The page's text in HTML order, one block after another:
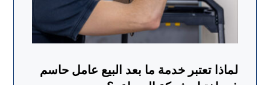
لماذا تعتبر خدمة ما بعد البيع عامل حاسم